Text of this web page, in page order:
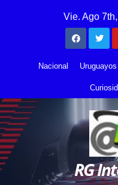
Vie. Ago
Nacional
RG